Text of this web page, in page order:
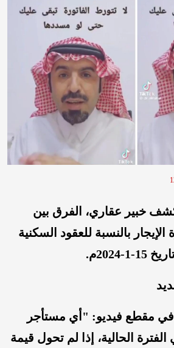
خبير عقاري، الفرق بين
بالنسبة للعقود السكنية
2024م.
مقطع فيديو: "أي مستأجر
الحالية، إذا لم تحول قيمة